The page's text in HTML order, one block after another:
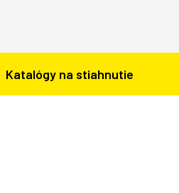
Katalógy na stiahnutie